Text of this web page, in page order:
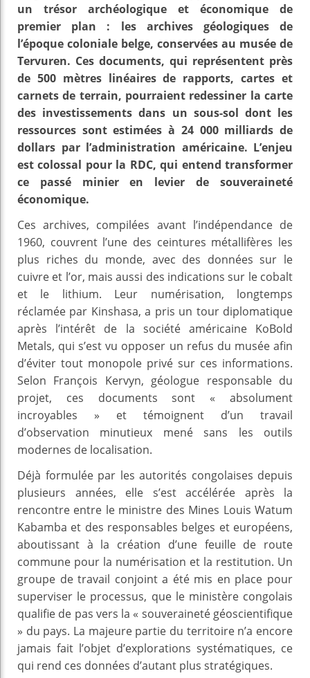
un trésor archéologique et économique de
premier plan : les archives géologiques de
l’époque coloniale belge, conservées au musée de
Tervuren. Ces documents, qui représentent près
de 500 mètres linéaires de rapports, cartes et
carnets de terrain, pourraient redessiner la carte
des investissements dans un sous-sol dont les
ressources sont estimées à 24 000 milliards de
dollars par l’administration américaine. L’enjeu
est colossal pour la RDC, qui entend transformer
ce passé minier en levier de souveraineté
économique.
Ces archives, compilées avant l’indépendance de
1960, couvrent l’une des ceintures métallifères les
plus riches du monde, avec des données sur le
cuivre et l’or, mais aussi des indications sur le cobalt
et le lithium. Leur numérisation, longtemps
réclamée par Kinshasa, a pris un tour diplomatique
après l’intérêt de la société américaine KoBold
Metals, qui s’est vu opposer un refus du musée afin
d’éviter tout monopole privé sur ces informations.
Selon François Kervyn, géologue responsable du
projet, ces documents sont « absolument
incroyables » et témoignent d’un travail
d’observation minutieux mené sans les outils
modernes de localisation.
Déjà formulée par les autorités congolaises depuis
plusieurs années, elle s’est accélérée après la
rencontre entre le ministre des Mines Louis Watum
Kabamba et des responsables belges et européens,
aboutissant à la création d’une feuille de route
commune pour la numérisation et la restitution. Un
groupe de travail conjoint a été mis en place pour
superviser le processus, que le ministère congolais
qualifie de pas vers la « souveraineté géoscientifique
» du pays. La majeure partie du territoire n’a encore
jamais fait l’objet d’explorations systématiques, ce
qui rend ces données d’autant plus stratégiques.